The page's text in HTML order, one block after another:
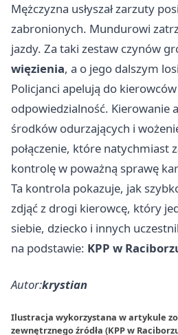
Mężczyzna usłyszał zarzuty
zabronionych. Mundurowi
jazdy. Za taki zestaw czynów
więzienia, a o jego dalszym
Policjanci apelują do
odpowiedzialność. Kierowanie
środków odurzających i
połączenie, które natychmiast
kontrolę w poważną sprawę
Ta kontrola pokazuje, jak
zdjąć z drogi kierowcę, który
siebie, dziecko i innych
na podstawie: KPP w
Autor:krystian
Ilustracja wykorzystana w artykule
zewnętrznego źródła (KPP w